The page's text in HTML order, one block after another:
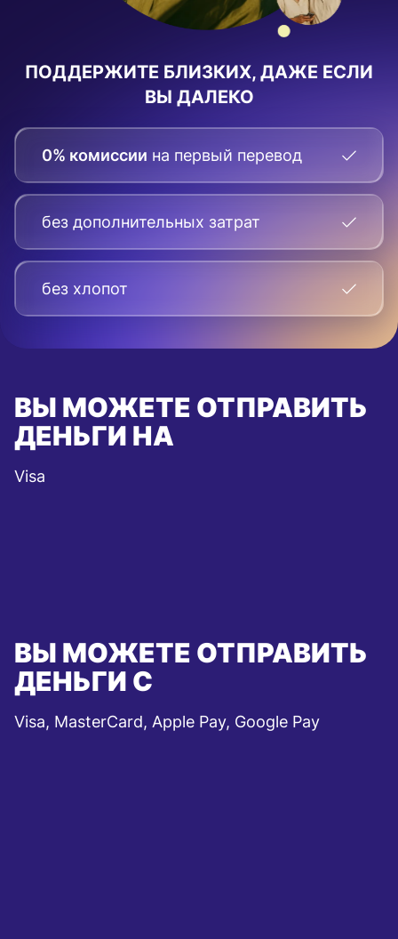
ПОДДЕРЖИТЕ БЛИЗКИХ, ДАЖЕ ЕСЛИ
ВЫ ДАЛЕКО
0% комиссии на первый перевод
без дополнительных затрат
без хлопот
ВЫ МОЖЕТЕ ОТПРАВИТЬ
ДЕНЬГИ НА
Visa
ВЫ МОЖЕТЕ ОТПРАВИТЬ
ДЕНЬГИ С
Visa, MasterCard, Apple Pay, Google Pay